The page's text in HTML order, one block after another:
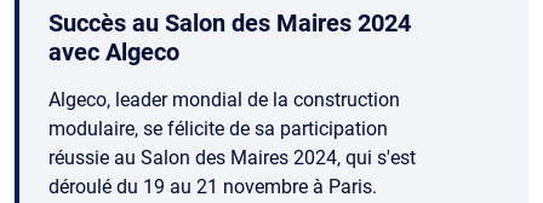
Succès au Salon des Maires 2024
avec Algeco
Algeco, leader mondial de la construction
modulaire, se félicite de sa participation
réussie au Salon des Maires 2024, qui s'est
déroulé du 19 au 21 novembre à Paris.